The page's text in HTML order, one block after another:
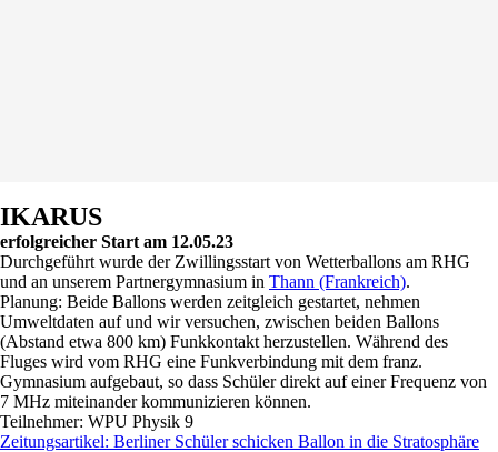
IKARUS
erfolgreicher Start am 12.05.23
Durchgeführt wurde der Zwillingsstart von Wetterballons am RHG
und an unserem Partnergymnasium in Thann (Frankreich).
Planung: Beide Ballons werden zeitgleich gestartet, nehmen
Umweltdaten auf und wir versuchen, zwischen beiden Ballons
(Abstand etwa 800 km) Funkkontakt herzustellen. Während des
Fluges wird vom RHG eine Funkverbindung mit dem franz.
Gymnasium aufgebaut, so dass Schüler direkt auf einer Frequenz von
7 MHz miteinander kommunizieren können.
Teilnehmer: WPU Physik 9
Zeitungsartikel: Berliner Schüler schicken Ballon in die Stratosphäre